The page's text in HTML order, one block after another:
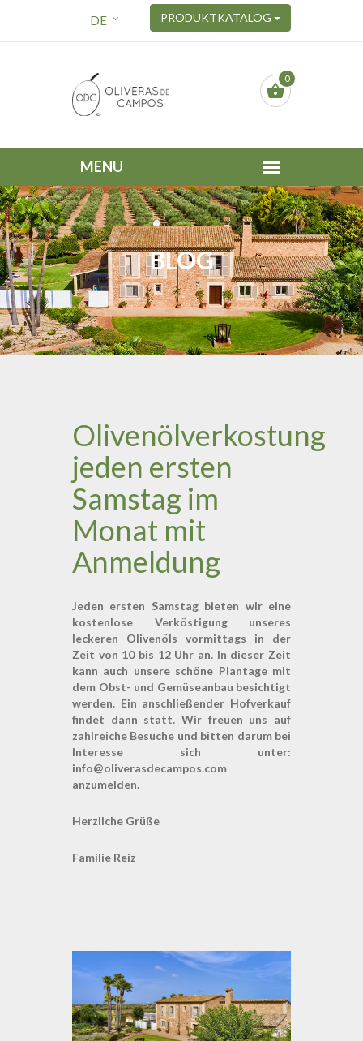
PRODUKTKATALOG
DE
0
BLOG
Olivenölverkostung
jeden ersten
Samstag im
Monat mit
Anmeldung
Jeden ersten Samstag bieten wir eine
kostenlose Verköstigung unseres
leckeren Olivenöls vormittags in der
Zeit von 10 bis 12 Uhr an. In dieser Zeit
kann auch unsere schöne Plantage mit
dem Obst- und Gemüseanbau besichtigt
werden. Ein anschließender Hofverkauf
findet dann statt. Wir freuen uns auf
zahlreiche Besuche und bitten darum bei
Interesse sich unter:
info@oliverasdecampos.com
anzumelden.
Herzliche Grüße
Familie Reiz